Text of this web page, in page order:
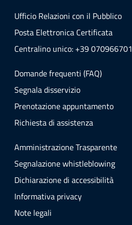
Ufficio Relazioni con il Pubblico
Posta Elettronica Certificata
Centralino unico: +39 070966701
Domande frequenti (FAQ)
Segnala disservizio
Prenotazione appuntamento
Richiesta di assistenza
Amministrazione Trasparente
Segnalazione whistleblowing
Dichiarazione di accessibilità
Informativa privacy
Note legali